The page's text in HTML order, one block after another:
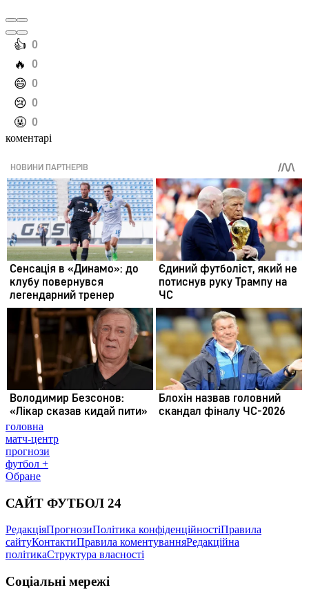
️👍 0
️🔥 0
️😄 0
️😢 0
️🤬 0
коментарі
головна
матч-центр
прогнози
футбол +
Обране
САЙТ ФУТБОЛ 24
РедакціяПрогнозиПолітика конфіденційностіПравила
сайтуКонтактиПравила коментуванняРедакційна
політикаСтруктура власності
Соціальні мережі